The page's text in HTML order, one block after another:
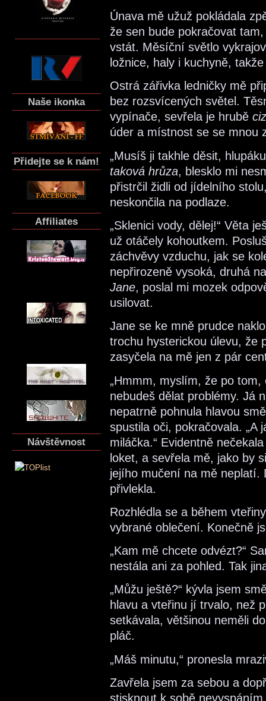
Naše ikonka
Přidejte se k nám!
Affiliates
Návštěvnost
Únava mě užuž pokládala
že sen bude pokračovat
vstát. Měsíční světlo
ložnice, haly i kuchyně,
Ostrá zářivka ledničky mě
bez rozsvícených světel.
vypínače, sevřela je hrubě
úder a místnost se se mnou
„Musíš ji takhle děsit,
taková hrůza, blesklo mi
přistrčil židli od jídelního
neskončila na podlaze.
„Sklenici vody, dělej!“ Věta
už otáčely kohoutkem.
záchvěvy vzduchu, jak se
nepřirozeně vysoká, druhá
Jane, poslal mi mozek
usilovat.
Jane se ke mně prudce
trochu hysterickou úlevu, že
zasyčela na mě jen z pár
„Hmmm, myslím, že po
nebudeš dělat problémy. Já
nepatrně pohnula hlavou
spustila oči, pokračovala. „A
miláčka.“ Evidentně
loket, a sevřela mě, jako by
jejího mučení na mě neplatí.
přivlekla.
Rozhlédla se a během
vybrané oblečení. Konečně
„Kam mě chcete odvézt?“
nestála ani za pohled. Tak
„Můžu ještě?“ kývla jsem
hlavu a vteřinu jí trvalo, než
setkávala, většinou neměli
pláč.
„Máš minutu,“ pronesla
Zavřela jsem za sebou a
stisknout k sobě